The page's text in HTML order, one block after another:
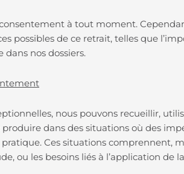
à tout moment.
possibles de ce retrait, telles que
nos dossiers.
nous pouvons recueillir,
dans des situations où des
Ces situations comprennent,
ou les besoins liés à l’application de